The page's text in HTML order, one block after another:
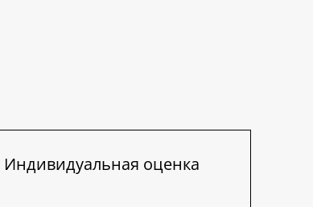
Индивидуальная оценка